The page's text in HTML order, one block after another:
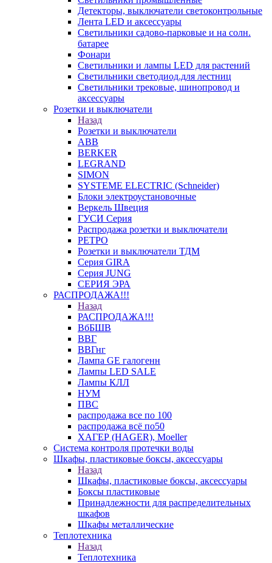
Детекторы, выключатели светоконтрольные
Лента LED и аксессуары
Светильники садово-парковые и на солн.
батарее
Фонари
Светильники и лампы LED для растений
Светильники светодиод.для лестниц
Светильники трековые, шинопровод и
аксессуары
Розетки и выключатели
Назад
Розетки и выключатели
ABB
BERKER
LEGRAND
SIMON
SYSTEME ELECTRIC (Schneider)
Блоки электроустановочные
Веркель Швеция
ГУСИ Серия
Распродажа розетки и выключатели
РЕТРО
Розетки и выключатели ТДМ
Серия GIRA
Серия JUNG
СЕРИЯ ЭРА
РАСПРОДАЖА!!!
Назад
РАСПРОДАЖА!!!
ВбБШВ
ВВГ
ВВГнг
Лампа GE галогенн
Лампы LED SALE
Лампы КЛЛ
НУМ
ПВС
распродажа все по 100
распродажа всё по50
ХАГЕР (HAGER), Moeller
Система контроля протечки воды
Шкафы, пластиковые боксы, аксессуары
Назад
Шкафы, пластиковые боксы, аксессуары
Боксы пластиковые
Принадлежности для распределительных
шкафов
Шкафы металлические
Теплотехника
Назад
Теплотехника